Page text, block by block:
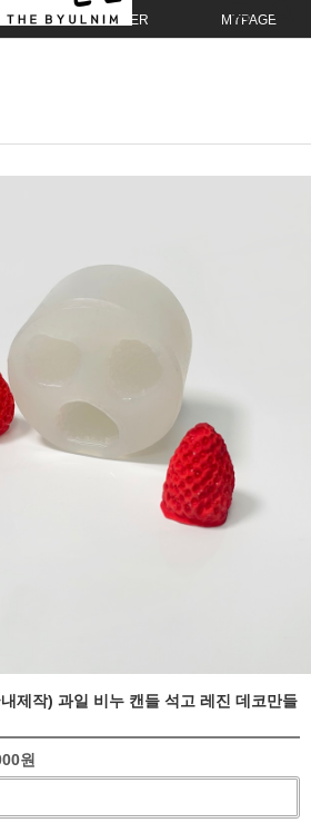
ORDER MYPAGE
제작) 과일 비누 캔들 석고 레진 데코만들
원